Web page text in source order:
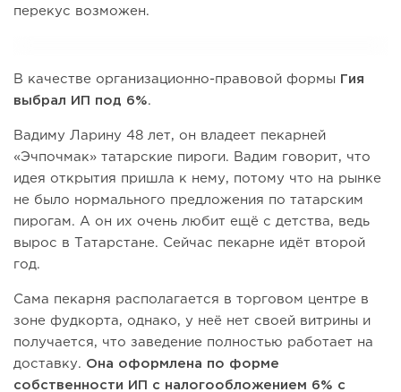
перекус возможен.
В качестве организационно-правовой формы
Гия
выбрал
ИП под 6%.
Вадиму Ларину 48 лет, он владеет пекарней
«Эчпочмак» татарские пироги. Вадим говорит, что
идея открытия пришла к нему, потому что на рынке
не было нормального предложения по татарским
пирогам. А он их очень любит ещё с детства, ведь
вырос в Татарстане. Сейчас пекарне идёт второй
год.
Сама пекарня располагается в торговом центре в
зоне фудкорта, однако, у неё нет своей витрины и
получается, что заведение полностью работает на
доставку. Она оформлена по форме
собственности ИП с налогообложением 6% с